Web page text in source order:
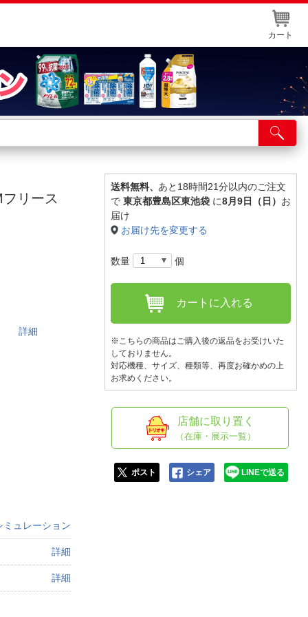
カート
舗サービス
ト取り置き
情報・店舗一覧
報
リース
。詳細
ミュレーション
詳細
詳細
送料無料、 あと18時間21分以内のご注文
で 東京都豊島区東池袋 に8月9日（日） お
届け
お届け先を変更する
数量 個
カートに入れる
※こちらの商品はご購入後の返品をお受けいた
しておりません。
対応機種、サイズ、種類等、再度お確かめの上
お求めください。
店舗に取り置く
（在庫・展示一覧）
ポスト シェア LINEで送る